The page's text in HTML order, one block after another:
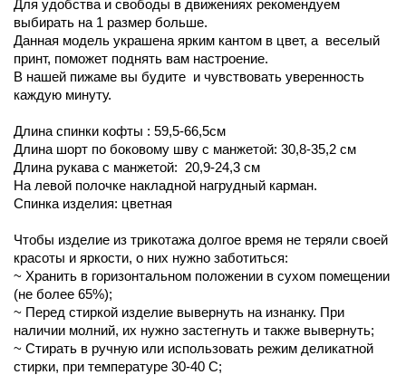
Для удобства и свободы в движениях рекомендуем
выбирать на 1 размер больше.
Данная модель украшена ярким кантом в цвет, а веселый
принт, поможет поднять вам настроение.
В нашей пижаме вы будите и чувствовать уверенность
каждую минуту.
Длина спинки кофты : 59,5-66,5см
Длина шорт по боковому шву с манжетой: 30,8-35,2 см
Длина рукава с манжетой: 20,9-24,3 см
На левой полочке накладной нагрудный карман.
Спинка изделия: цветная
Чтобы изделие из трикотажа долгое время не теряли своей
красоты и яркости, о них нужно заботиться:
~ Хранить в горизонтальном положении в сухом помещении
(не более 65%);
~ Перед стиркой изделие вывернуть на изнанку. При
наличии молний, их нужно застегнуть и также вывернуть;
~ Стирать в ручную или использовать режим деликатной
стирки, при температуре 30-40 С;